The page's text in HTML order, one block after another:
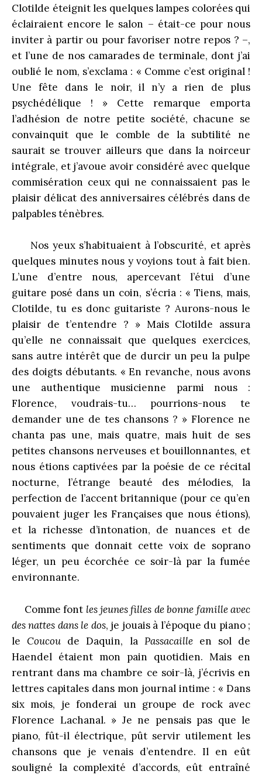
Clotilde éteignit les quelques lampes colorées qui
éclairaient encore le salon – était-ce pour nous
inviter à partir ou pour favoriser notre repos ? –,
et l’une de nos camarades de terminale, dont j’ai
oublié le nom, s’exclama : « Comme c’est original !
Une fête dans le noir, il n’y a rien de plus
psychédélique ! » Cette remarque emporta
l’adhésion de notre petite société, chacune se
convainquit que le comble de la subtilité ne
saurait se trouver ailleurs que dans la noirceur
intégrale, et j’avoue avoir considéré avec quelque
commisération ceux qui ne connaissaient pas le
plaisir délicat des anniversaires célébrés dans de
palpables ténèbres.
Nos yeux s’habituaient à l’obscurité, et après
quelques minutes nous y voyions tout à fait bien.
L’une d’entre nous, apercevant l’étui d’une
guitare posé dans un coin, s’écria : « Tiens, mais,
Clotilde, tu es donc guitariste ? Aurons-nous le
plaisir de t’entendre ? » Mais Clotilde assura
qu’elle ne connaissait que quelques exercices,
sans autre intérêt que de durcir un peu la pulpe
des doigts débutants. « En revanche, nous avons
une authentique musicienne parmi nous :
Florence, voudrais-tu… pourrions-nous te
demander une de tes chansons ? » Florence ne
chanta pas une, mais quatre, mais huit de ses
petites chansons nerveuses et bouillonnantes, et
nous étions captivées par la poésie de ce récital
nocturne, l’étrange beauté des mélodies, la
perfection de l’accent britannique (pour ce qu’en
pouvaient juger les Françaises que nous étions),
et la richesse d’intonation, de nuances et de
sentiments que donnait cette voix de soprano
léger, un peu écorchée ce soir-là par la fumée
environnante.
Comme font les jeunes filles de bonne famille avec
des nattes dans le dos, je jouais à l’époque du piano ;
leCoucou de Daquin, la Passacailleen sol de
Haendel étaient mon pain quotidien. Mais en
rentrant dans ma chambre ce soir-là, j’écrivis en
lettres capitales dans mon journal intime : « Dans
six mois, je fonderai un groupe de rock avec
Florence Lachanal. » Je ne pensais pas que le
piano, fût-il électrique, pût servir utilement les
chansons que je venais d’entendre. Il en eût
souligné la complexité d’accords, eût entraîné